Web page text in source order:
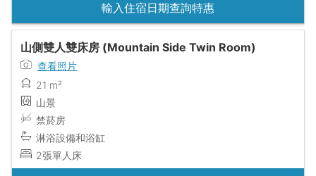
輸入住宿日期查詢特惠
山側雙人雙床房 (Mountain Side Twin Room)
查看照片
21 m²
山景
禁菸房
淋浴設備和浴缸
2張單人床